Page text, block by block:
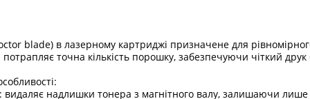
blade) в лазерному картриджі призначене для
точна кількість порошку, забезпечуючи чіткий друк
видаляє надлишки тонера з магнітного валу, залишаючи